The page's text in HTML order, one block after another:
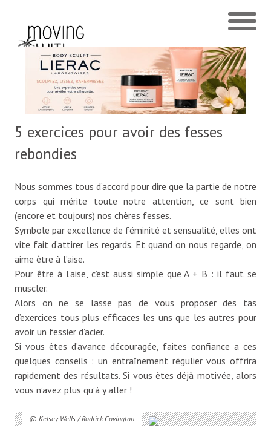
5 exercices pour avoir des fesses
rebondies
Nous sommes tous d’accord pour dire que la partie de notre
corps qui mérite toute notre attention, ce sont bien
(encore et toujours) nos chères fesses.
Symbole par excellence de féminité et sensualité, elles ont
vite fait d’attirer les regards. Et quand on nous regarde, on
aime être à l’aise.
Pour être à l’aise, c’est aussi simple que A + B : il faut se
muscler.
Alors on ne se lasse pas de vous proposer des tas
d’exercices tous plus efficaces les uns que les autres pour
avoir un fessier d’acier.
Si vous êtes d’avance découragée, faites confiance a ces
quelques conseils : un entraînement régulier vous offrira
rapidement des résultats. Si vous êtes déjà motivée, alors
vous n’avez plus qu’à y aller !
@ Kelsey Wells / Rodrick Covington